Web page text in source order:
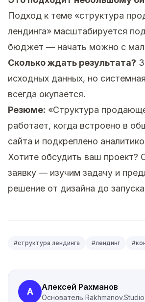
Подход к теме «структура
лендинга» масштабируется
бюджет — начать можно с
Сколько ждать результата?
исходных данных, но
всегда окупается.
Резюме: «Структура
работает, когда встроено в
сайта и подкреплено
Хотите обсудить ваш проект?
заявку — изучим задачу и
решение от дизайна до
#структура лендинга #лендинг #
А Алексей Рахманов
Основатель Rakhmanov.Studio